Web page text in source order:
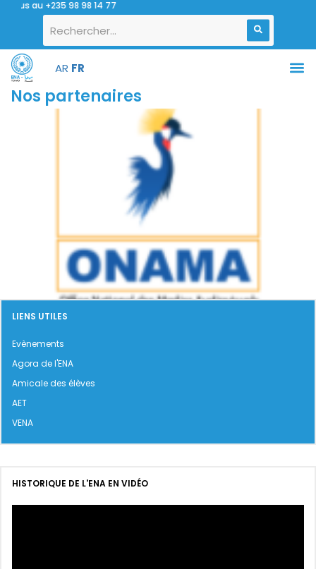
au +235 98 98 14 77
AR FR
Nos partenaires
LIENS UTILES
Evènements
Agora de l'ENA
Amicale des élèves
AET
VENA
HISTORIQUE DE L'ENA EN VIDÉO